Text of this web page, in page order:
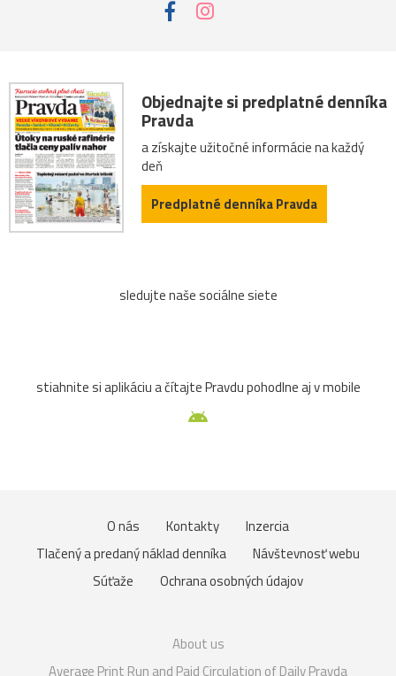
Objednajte si predplatné denníka
Pravda
a získajte užitočné informácie na každý
deň
Predplatné denníka Pravda
sledujte naše sociálne siete
stiahnite si aplikáciu a čítajte Pravdu pohodlne aj v mobile
O nás Kontakty
Inzercia
Tlačený a predaný náklad denníka
Návštevnosť webu
Súťaže
Ochrana osobných údajov
About us
Average Print Run and Paid Circulation of Daily Pravda